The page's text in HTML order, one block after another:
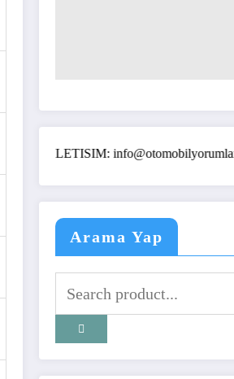
ILETISIM: info@otomobilyorumlari.org
Arama Yap